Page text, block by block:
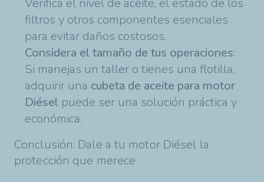
Verifica el nivel de aceite, el estado de los
filtros y otros componentes esenciales
para evitar daños costosos.
Considera el tamaño de tus operaciones:
Si manejas un taller o tienes una flotilla,
adquirir una cubeta de aceite para motor
Diésel puede ser una solución práctica y
económica.
Conclusión: Dale a tu motor Diésel la
protección que merece